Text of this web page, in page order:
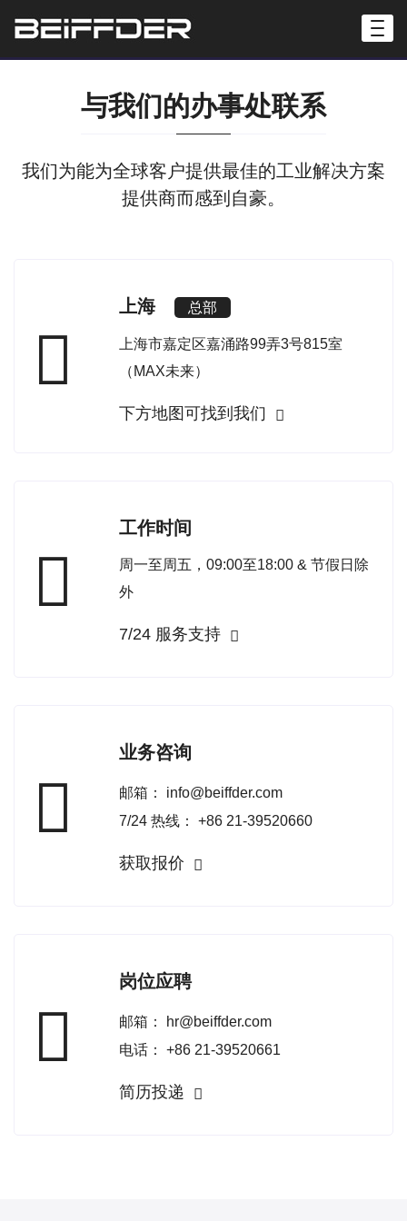
与我们的办事处联系
我们为能为全球客户提供最佳的工业解决方案
提供商而感到自豪。
上海 总部
上海市嘉定区嘉涌路99弄3号815室
（MAX未来）
下方地图可找到我们
工作时间
周一至周五，09:00至18:00 & 节假日除
外
7/24 服务支持
业务咨询
邮箱：
info@beiffder.com
7/24 热线：
+86 21-39520660
获取报价
岗位应聘
邮箱：
hr@beiffder.com
电话：
+86 21-39520661
简历投递